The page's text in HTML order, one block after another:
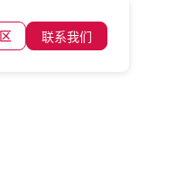
联系我们